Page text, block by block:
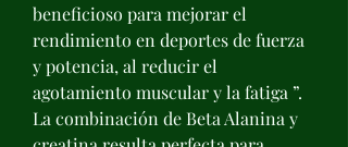
beneficioso para mejorar el
rendimiento en deportes de fuerza
y potencia, al reducir el
agotamiento muscular y la fatiga ”.
La combinación de Beta Alanina y